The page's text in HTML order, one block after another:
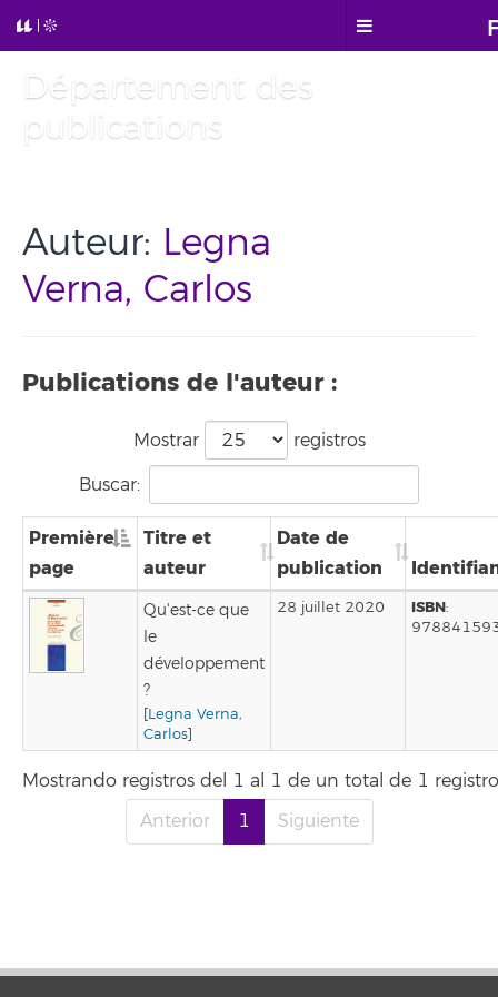
Département des
publications
Auteur: Legna
Verna, Carlos
Publications de l'auteur :
Mostrar
registros
Buscar:
Première
page
Titre et
auteur
Date de
publication
Qu'est-ce que
le
développement
?
[Legna Verna,
Carlos]
28 juillet 2020 ISBN:
Mostrando registros del 1 al 1 de un total de 1
Anterior
1 Siguiente